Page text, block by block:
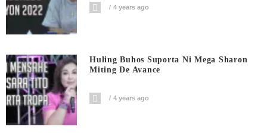
4 years ago
Huling Buhos Suporta Ni Mega Sharon
Miting De Avance
4 years ago